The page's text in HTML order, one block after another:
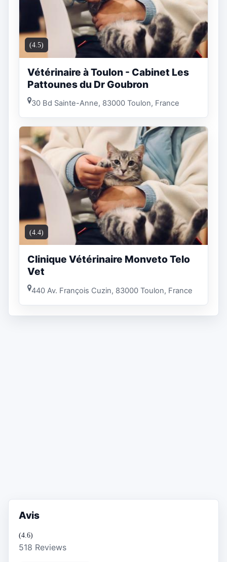
(4.5)
Vétérinaire à Toulon - Cabinet Les
Pattounes du Dr Goubron
30 Bd Sainte-Anne, 83000 Toulon, France
(4.4)
Clinique Vétérinaire Monveto Telo
Vet
440 Av. François Cuzin, 83000 Toulon, France
Avis
(4.6)
518 Reviews